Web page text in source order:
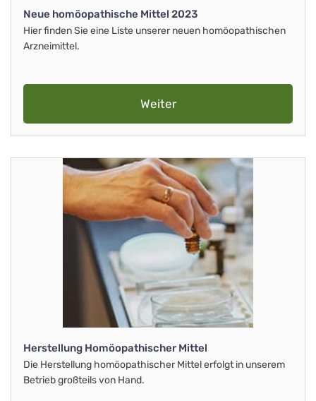
Neue homöopathische Mittel 2023
Hier finden Sie eine Liste unserer neuen homöopathischen
Arzneimittel.
Weiter
Herstellung Homöopathischer Mittel
Die Herstellung homöopathischer Mittel erfolgt in unserem
Betrieb großteils von Hand.